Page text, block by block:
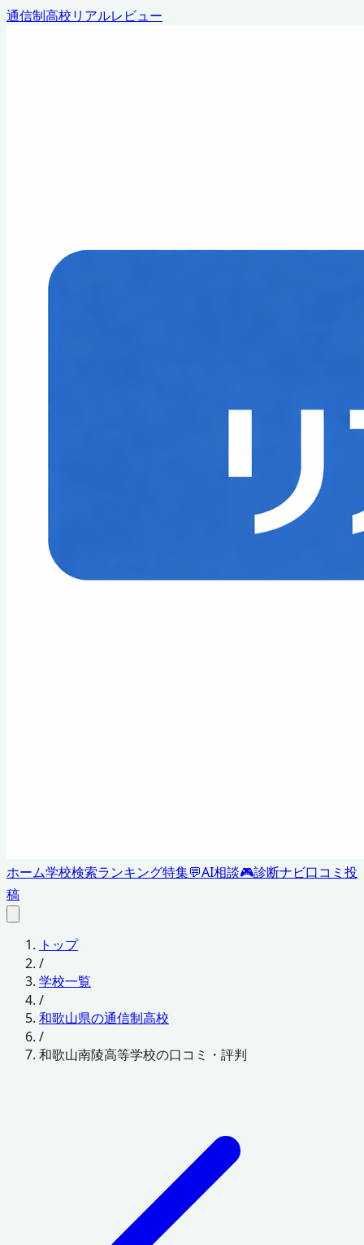
通信制高校リアルレビュー
ホーム学校検索ランキング特集💬AI相談🎮診断ナビ口コミ投
稿
トップ
/
学校一覧
/
和歌山県の通信制高校
/
和歌山南陵高等学校の口コミ・評判